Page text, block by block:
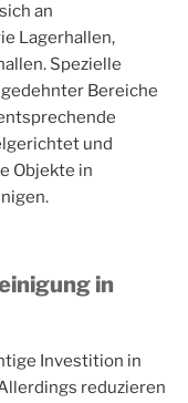
an
Lagerhallen,
Spezielle
Bereiche
und
Objekte in
in
Investition in
reduzieren